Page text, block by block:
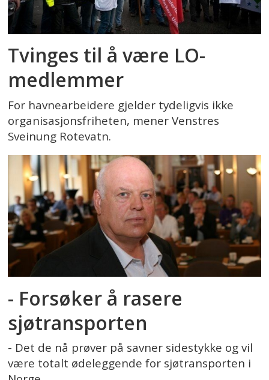
Tvinges til å være LO-
medlemmer
For havnearbeidere gjelder tydeligvis ikke
organisasjonsfriheten, mener Venstres
Sveinung Rotevatn.
- Forsøker å rasere
sjøtransporten
- Det de nå prøver på savner sidestykke og vil
være totalt ødeleggende for sjøtransporten i